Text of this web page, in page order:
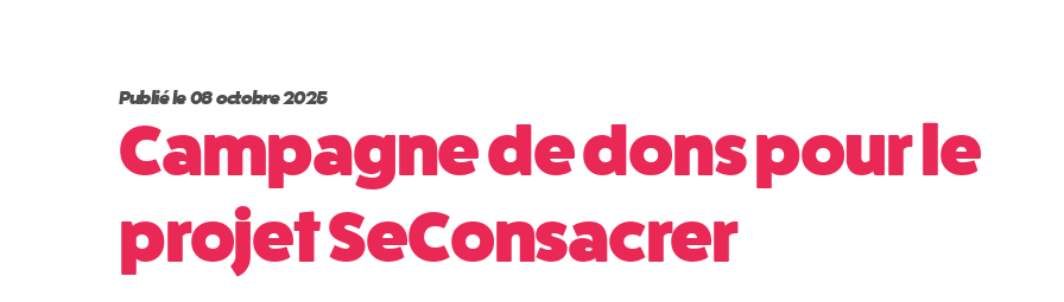
Publié le 08 octobre 2025
Campagne de dons pour le
projet SeConsacrer